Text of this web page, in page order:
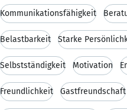
Kommunikationsfähigkeit
Belastbarkeit Starke
Selbstständigkeit Motivation
Freundlichkeit Gastfreundschaft